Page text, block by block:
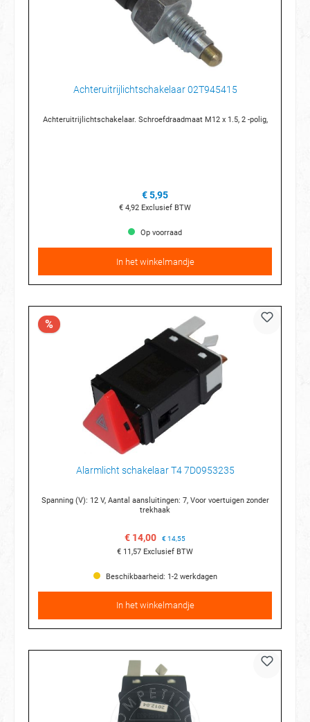
Achteruitrijlichtschakelaar 02T945415
Achteruitrijlichtschakelaar. Schroefdraadmaat M12 x 1.5, 2 -polig,
€ 5,95
€ 4,92 Exclusief BTW
Op voorraad
In het winkelmandje
%
Alarmlicht schakelaar T4 7D0953235
Spanning (V): 12 V, Aantal aansluitingen: 7, Voor voertuigen zonder
trekhaak
€ 14,00 € 14,55
€ 11,57 Exclusief BTW
Beschikbaarheid: 1-2 werkdagen
In het winkelmandje